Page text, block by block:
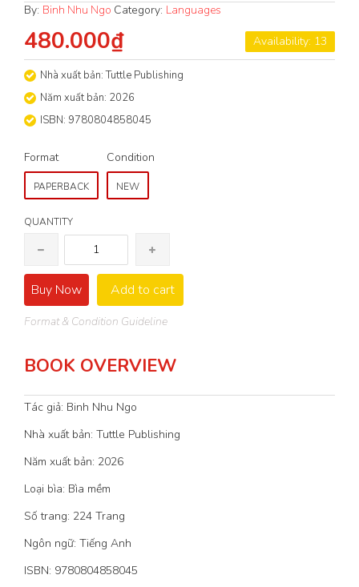
By: Binh Nhu Ngo Category: Languages
Availability: 13
480.000₫
Nhà xuất bản: Tuttle Publishing
Năm xuất bản: 2026
ISBN: 9780804858045
Format
PAPERBACK
Condition
NEW
QUANTITY
Buy Now Add to cart
Format & Condition Guideline
BOOK OVERVIEW
Tác giả: Binh Nhu Ngo
Nhà xuất bản: Tuttle Publishing
Năm xuất bản: 2026
Loại bìa: Bìa mềm
Số trang: 224 Trang
Ngôn ngữ: Tiếng Anh
ISBN: 9780804858045